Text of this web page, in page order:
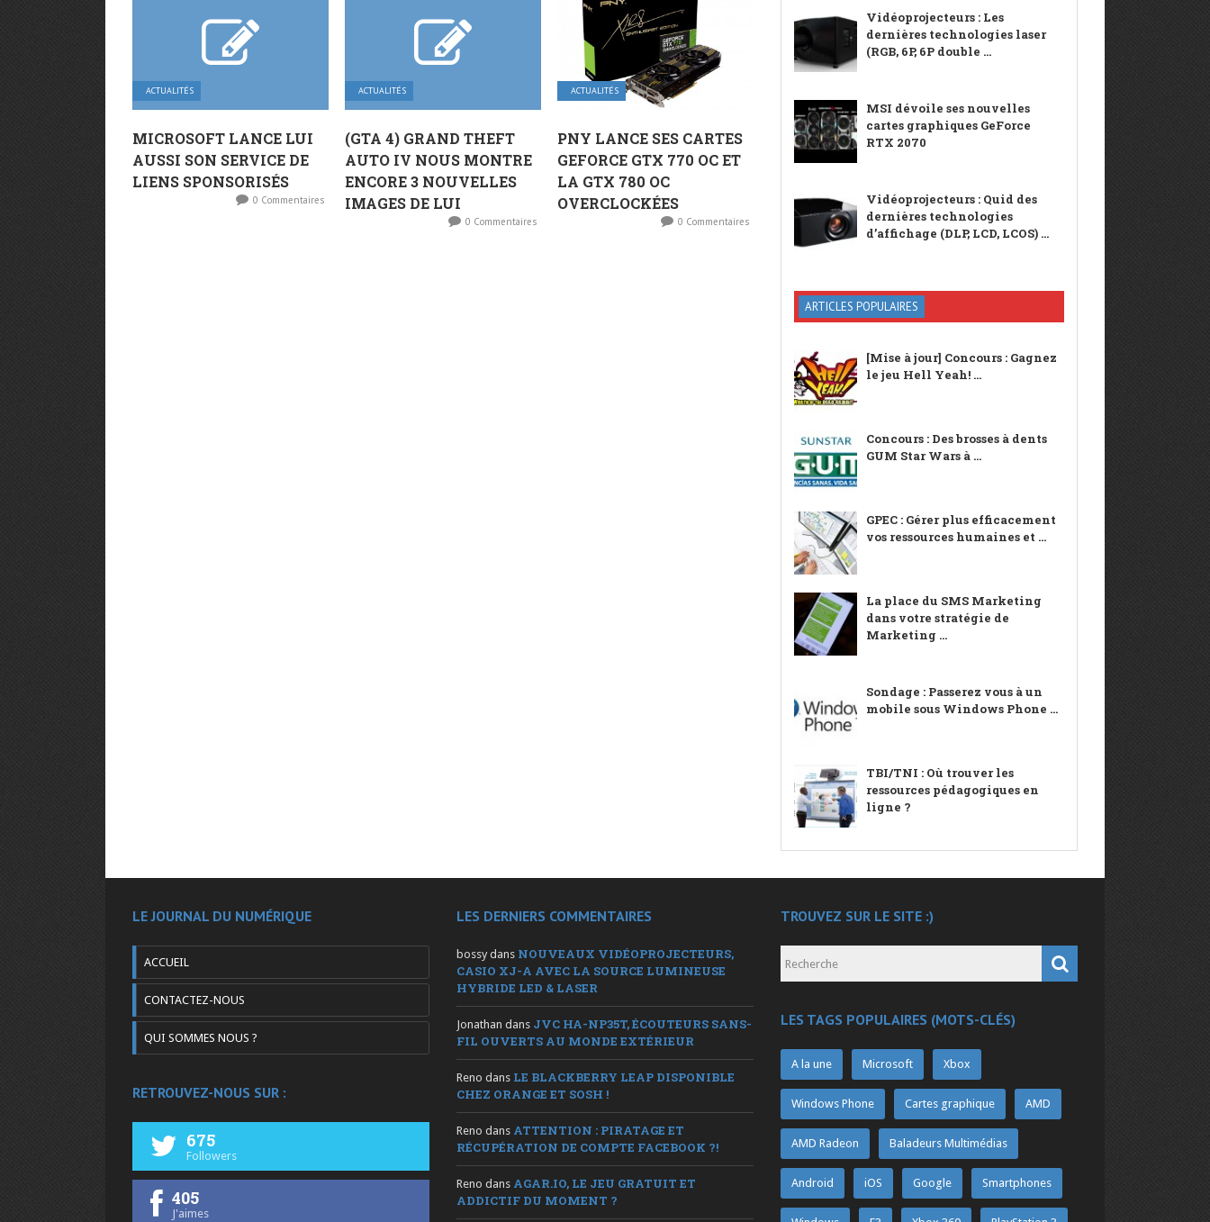
ACTUALITÉS
MICROSOFT LANCE LUI
AUSSI SON SERVICE DE
LIENS SPONSORISÉS
0 Commentaires
ACTUALITÉS
(GTA 4) GRAND THEFT
AUTO IV NOUS MONTRE
ENCORE 3 NOUVELLES
IMAGES DE LUI
0 Commentaires
ACTUALITÉS
PNY LANCE SES CARTES
GEFORCE GTX 770 OC ET
LA GTX 780 OC
OVERCLOCKÉES
0 Commentaires
Vidéoprojecteurs : Les
dernières technologies laser
(RGB, 6P, 6P double ...
MSI dévoile ses nouvelles
cartes graphiques GeForce
RTX 2070
Vidéoprojecteurs : Quid des
dernières technologies
d’affichage (DLP, LCD, LCOS) ...
ARTICLES POPULAIRES
[Mise à jour] Concours : Gagnez
le jeu Hell Yeah! ...
Concours : Des brosses à dents
GUM Star Wars à ...
GPEC : Gérer plus efficacement
vos ressources humaines et ...
La place du SMS Marketing
dans votre stratégie de
Marketing ...
Sondage : Passerez vous à un
mobile sous Windows Phone ...
TBI/TNI : Où trouver les
ressources pédagogiques en
ligne ?
LE JOURNAL DU NUMÉRIQUE
ACCUEIL
CONTACTEZ-NOUS
QUI SOMMES NOUS ?
RETROUVEZ-NOUS SUR :
675
Followers
405
J'aimes
LES DERNIERS COMMENTAIRES
bossy dans NOUVEAUX VIDÉOPROJECTEURS,
CASIO XJ-A AVEC LA SOURCE LUMINEUSE
HYBRIDE LED & LASER
Jonathan dans JVC HA-NP35T, ÉCOUTEURS SANS-
FIL OUVERTS AU MONDE EXTÉRIEUR
Reno dans LE BLACKBERRY LEAP DISPONIBLE
CHEZ ORANGE ET SOSH !
Reno dans ATTENTION : PIRATAGE ET
RÉCUPÉRATION DE COMPTE FACEBOOK ?!
Reno dans AGAR.IO, LE JEU GRATUIT ET
ADDICTIF DU MOMENT ?
TROUVEZ SUR LE SITE :)
LES TAGS POPULAIRES (MOTS-CLÉS)
A la une Microsoft Xbox
Windows Phone Cartes graphique AMD
AMD Radeon Baladeurs Multimédias
Android iOS Google Smartphones